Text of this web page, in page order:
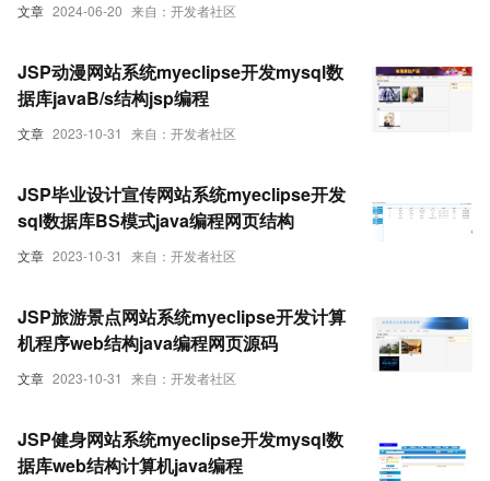
文章 2024-06-20 来自：开发者社区
文章 2023-10-31 来自：开发者社区
JSP动漫网站系统myeclipse开发mysql数
据库javaB/s结构jsp编程
文章 2023-10-31 来自：开发者社区
JSP毕业设计宣传网站系统myeclipse开发
sql数据库BS模式java编程网页结构
文章 2023-10-31 来自：开发者社区
JSP旅游景点网站系统myeclipse开发计算
机程序web结构java编程网页源码
JSP健身网站系统myeclipse开发mysql数
据库web结构计算机java编程